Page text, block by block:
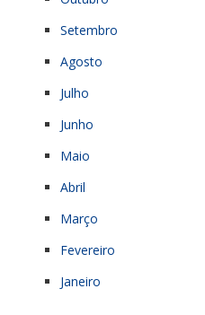
Setembro
Agosto
Julho
Junho
Maio
Abril
Março
Fevereiro
Janeiro